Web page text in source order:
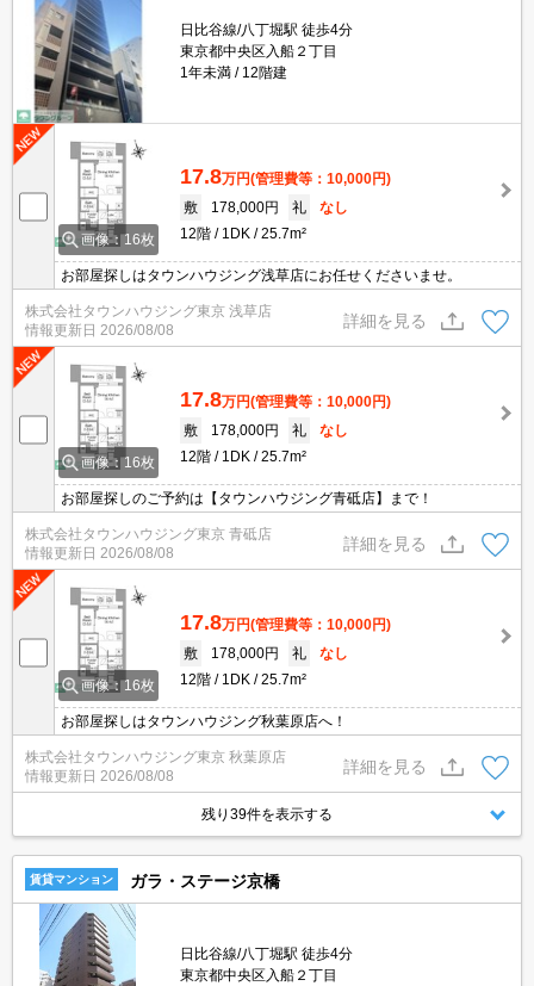
日比谷線/八丁堀駅 徒歩4分
東京都中央区入船２丁目
1年未満
12階建
画像：16枚
17.8万円(管理費等：10,000円)
敷
178,000円 礼
なし
12階
1DK 25.7m²
お部屋探しはタウンハウジング浅草店にお任せくださいませ。
株式会社タウンハウジング東京 浅草店
情報更新日 2026/08/08
詳細を見る
画像：16枚
17.8万円(管理費等：10,000円)
敷
178,000円 礼
なし
12階
1DK 25.7m²
お部屋探しのご予約は【タウンハウジング青砥店】まで！
株式会社タウンハウジング東京 青砥店
情報更新日 2026/08/08
詳細を見る
画像：16枚
17.8万円(管理費等：10,000円)
敷
178,000円 礼
なし
12階
1DK 25.7m²
お部屋探しはタウンハウジング秋葉原店へ！
株式会社タウンハウジング東京 秋葉原店
情報更新日 2026/08/08
詳細を見る
残り39件を表示する
賃貸マンション ガラ・ステージ京橋
日比谷線/八丁堀駅 徒歩4分
東京都中央区入船２丁目